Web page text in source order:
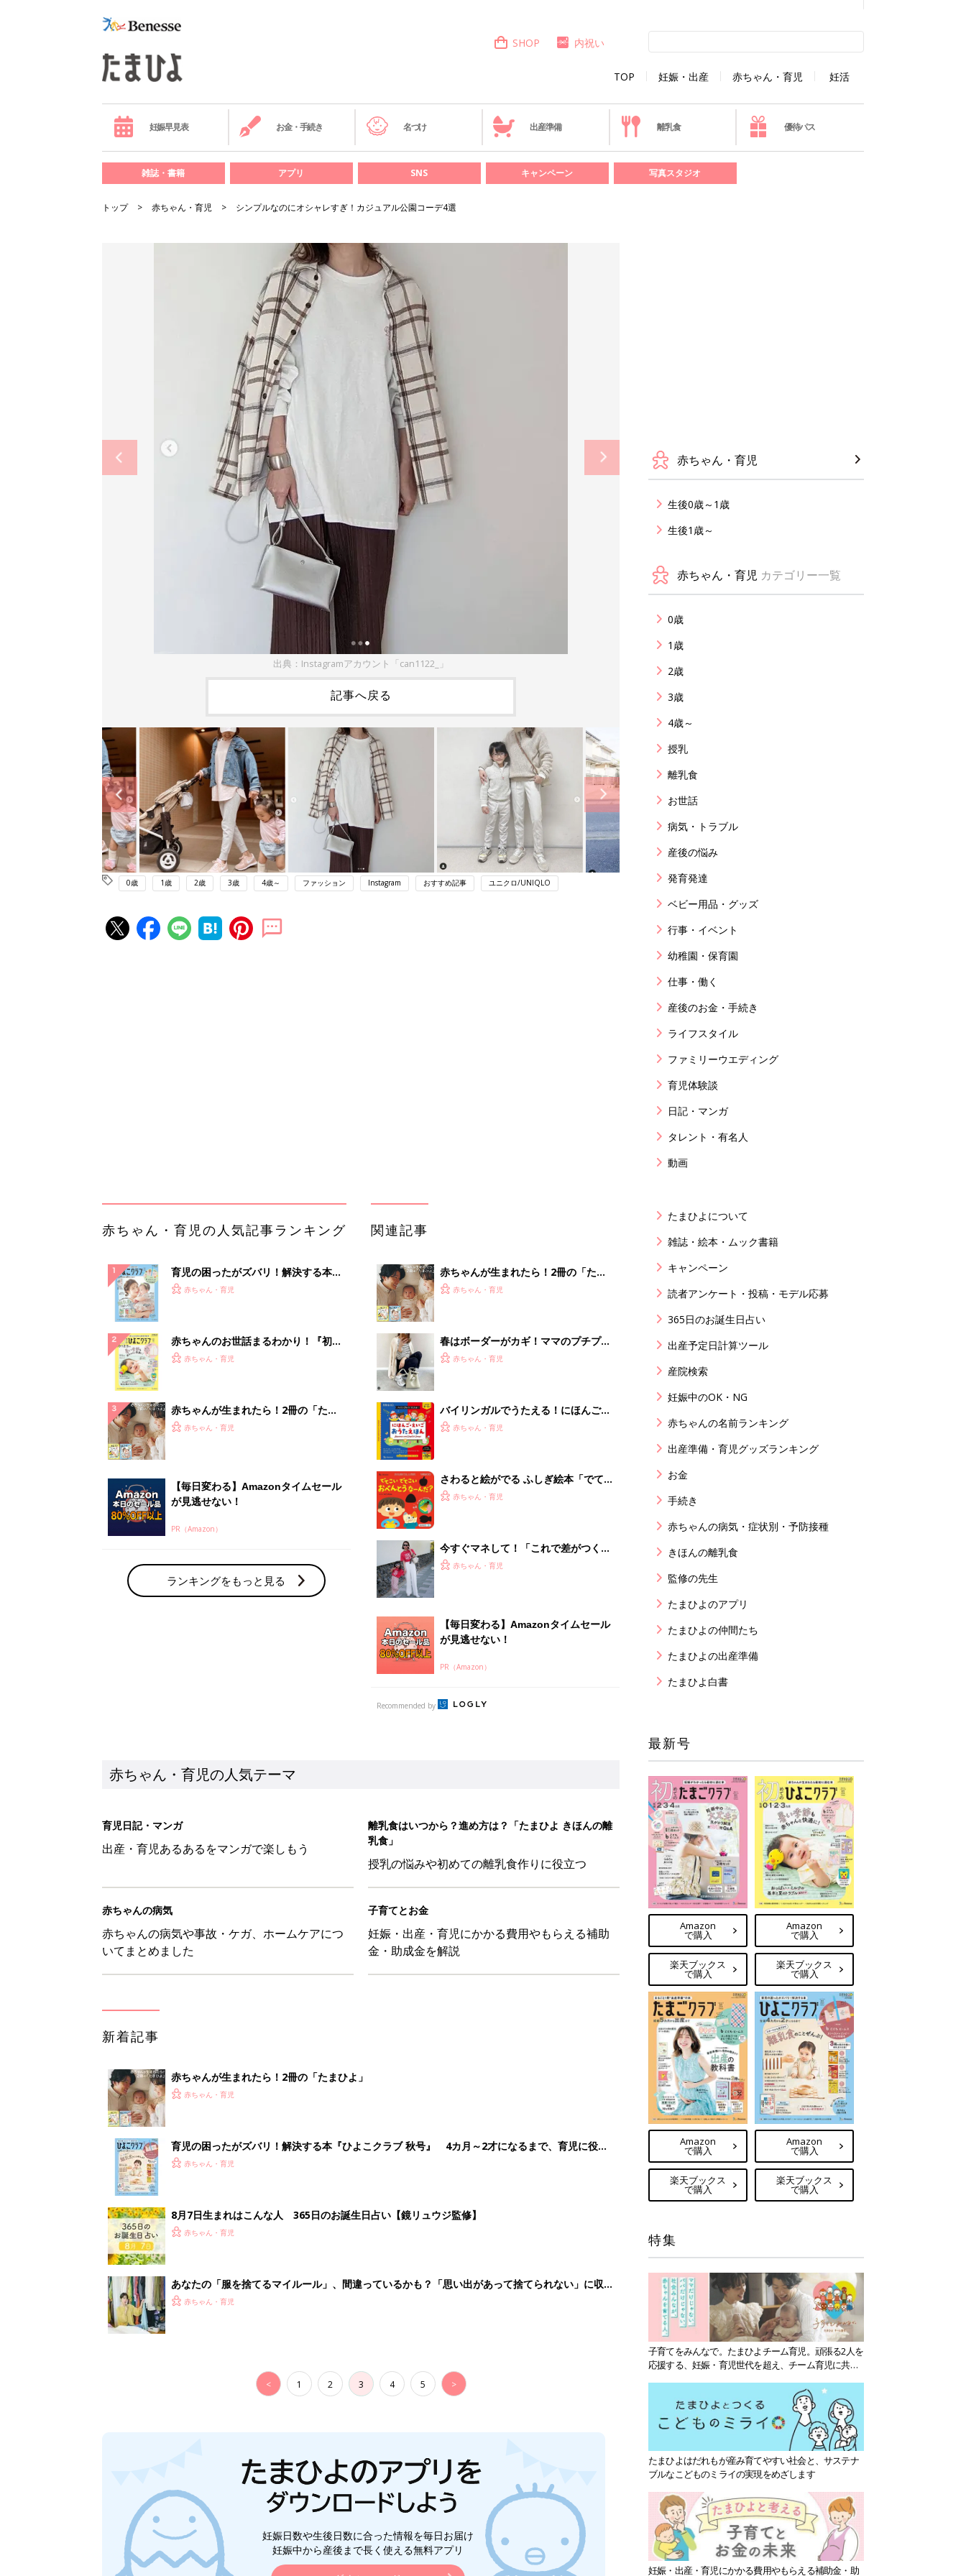
TOP 妊娠・出産 赤ちゃん・育児 妊活
SHOP 内祝い
妊娠早見表 お金・手続き 名づけ 出産準備 離乳食 優待パス
雑誌・書籍 アプリ SNS キャンペーン 写真スタジオ
トップ 赤ちゃん・育児 シンプルなのにオシャレすぎ！カジュアル公園コーデ4選
出典：Instagramアカウント「can1122_」
記事へ戻る
0歳 1歳 2歳 3歳 4歳～ ファッション Instagram おすすめ記事 ユニクロ/UNIQLO
が見逃せない！
PR（Amazon）
ランキングをもっと見る
だ？」
リンクコーデ4選
PR（Amazon）
赤ちゃん・育児の人気テーマ
育児日記・マンガ
離乳食はいつから？進め方は？「たまひよ きほんの離
授乳の悩みや初めての離乳食作りに役立つ
子育てとお金
妊娠・出産・育児にかかる費用やもらえる補助
金・助成金を解説
赤ちゃん・育児
育児の困ったがズバリ！解決する本『ひよこクラブ 秋号』 4カ月～2才になるまで、育児に役立
赤ちゃん・育児
8月7日生まれはこんな人 365日のお誕生日占い【鏡リュウジ監修】
< 1 2 3 4 5 >
赤ちゃん・育児
生後0歳～1歳
生後1歳～
赤ちゃん・育児 カテゴリー一覧
0歳
1歳
2歳
3歳
4歳～
授乳
離乳食
お世話
病気・トラブル
産後の悩み
発育発達
ベビー用品・グッズ
行事・イベント
幼稚園・保育園
仕事・働く
産後のお金・手続き
ライフスタイル
ファミリーウエディング
育児体験談
日記・マンガ
タレント・有名人
動画
たまひよについて
雑誌・絵本・ムック書籍
キャンペーン
読者アンケート・投稿・モデル応募
365日のお誕生日占い
出産予定日計算ツール
産院検索
妊娠中のOK・NG
赤ちゃんの名前ランキング
出産準備・育児グッズランキング
お金
手続き
赤ちゃんの病気・症状別・予防接種
きほんの離乳食
監修の先生
たまひよのアプリ
たまひよの仲間たち
たまひよの出産準備
たまひよ白書
最新号
Amazon
で購入
楽天ブックス
で購入
Amazon
で購入
楽天ブックス
で購入
Amazon
で購入
楽天ブックス
で購入
Amazon
で購入
楽天ブックス
で購入
特集
子育てをみんなで。たまひよチーム育児。頑張る2人を
応援する、妊娠・育児世代を超え、チーム育児に共感
たまひよはだれもが産み育てやすい社会と、サステナ
ブルなこどものミライの実現をめざします
妊娠・出産・育児にかかる費用やもらえる補助金・助